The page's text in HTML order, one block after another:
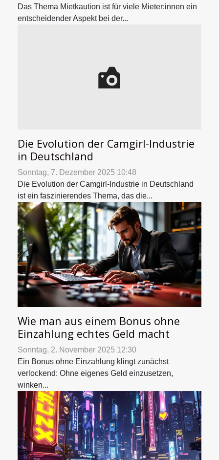
Das Thema Mietkaution ist für viele Mieter:innen ein
entscheidender Aspekt bei der...
Die Evolution der Camgirl-Industrie
in Deutschland
Sonntag, 7. Dezember 2025 10:48
Die Evolution der Camgirl-Industrie in Deutschland
ist ein faszinierendes Thema, das die...
Wie man aus einem Bonus ohne
Einzahlung echtes Geld macht
Sonntag, 2. November 2025 12:30
Ein Bonus ohne Einzahlung klingt zunächst
verlockend: Ohne eigenes Geld einzusetzen,
winken...